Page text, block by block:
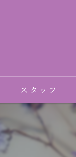
スタッフ